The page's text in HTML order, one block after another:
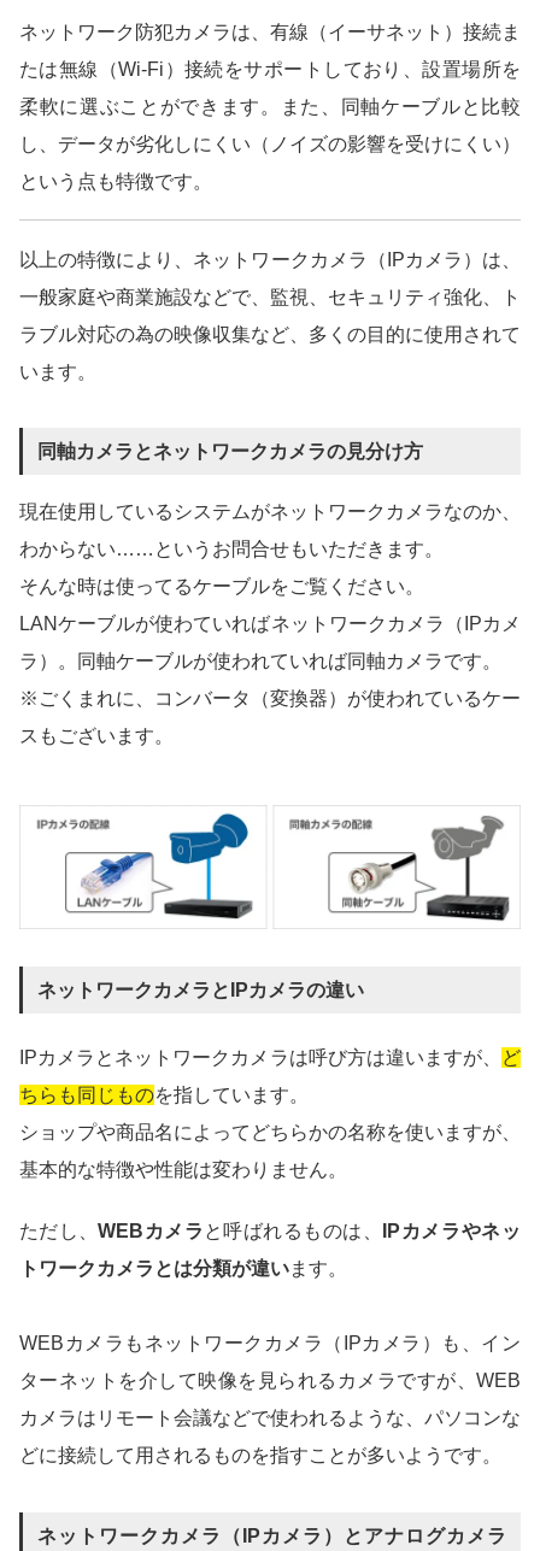
ネットワーク防犯カメラは、有線（イーサネット）接続ま
たは無線（Wi-Fi）接続をサポートしており、設置場所を
柔軟に選ぶことができます。また、同軸ケーブルと比較
し、データが劣化しにくい（ノイズの影響を受けにくい）
という点も特徴です。
以上の特徴により、ネットワークカメラ（IPカメラ）は、
一般家庭や商業施設などで、監視、セキュリティ強化、ト
ラブル対応の為の映像収集など、多くの目的に使用されて
います。
同軸カメラとネットワークカメラの見分け方
現在使用しているシステムがネットワークカメラなのか、
わからない……というお問合せもいただきます。
そんな時は使ってるケーブルをご覧ください。
LANケーブルが使わていればネットワークカメラ（IPカメ
ラ）。同軸ケーブルが使われていれば同軸カメラです。
※ごくまれに、コンバータ（変換器）が使われているケー
スもございます。
ネットワークカメラとIPカメラの違い
IPカメラとネットワークカメラは呼び方は違いますが、
ど
ちらも同じものを指しています。
ショップや商品名によってどちらかの名称を使いますが、
基本的な特徴や性能は変わりません。
ただし、 WEBカメラ と呼ばれるものは、
IPカメラやネッ
トワークカメラとは分類が違います。
WEBカメラもネットワークカメラ（IPカメラ）も、イン
ターネットを介して映像を見られるカメラですが、WEB
カメラはリモート会議などで使われるような、パソコンな
どに接続して用されるものを指すことが多いようです。
ネットワークカメラ（IPカメラ）とアナログカメラ